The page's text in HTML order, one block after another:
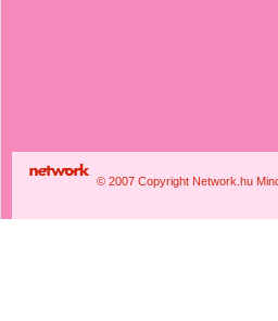
© 2007 Copyright Network.hu